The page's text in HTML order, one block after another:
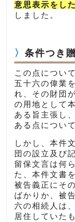
意思表示をした
しました。
条件つき
この点につい
五十六の偉業
れ、その財団
の用地として
ある旨主張し
ある点につい
しかし、本件
団の設立及び
留保文言は何
た、本件文書
被告義正にそ
ばかりか、被
六の相続人は
居住していた